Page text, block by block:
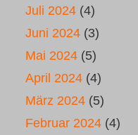
Juli 2024 (4)
Juni 2024 (3)
Mai 2024 (5)
April 2024 (4)
März 2024 (5)
Februar 2024 (4)